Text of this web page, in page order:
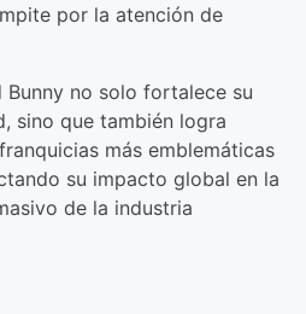
por la atención de
no solo fortalece su
sino que también logra
más emblemáticas
su impacto global en la
de la industria